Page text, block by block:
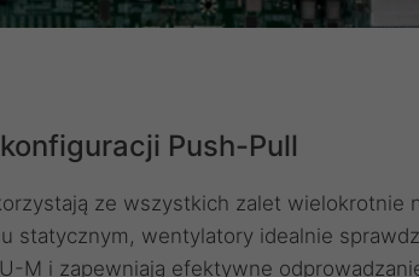
Push-Pull
ze wszystkich zalet wielokrotnie
statycznym, wentylatory idealnie
M i zapewniają efektywne